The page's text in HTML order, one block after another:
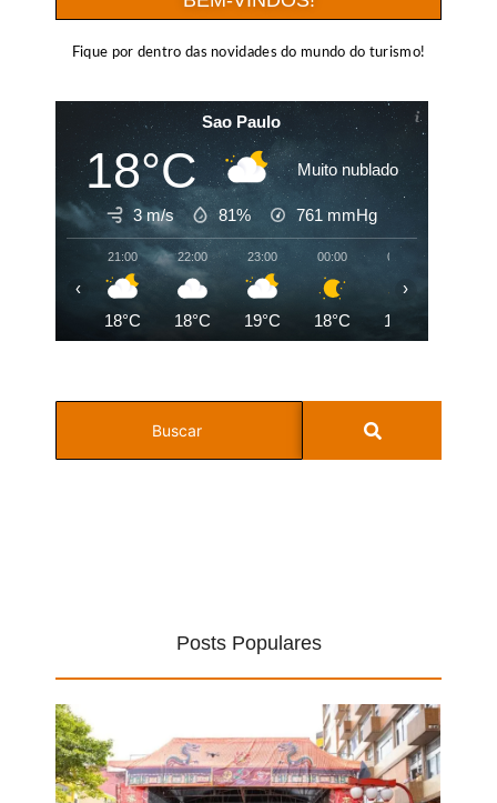
Fique por dentro das novidades do mundo do turismo!
Sao Paulo
18°C Muito nublado
3 m/s 81% 761mmHg
21:00
18°C
22:00
18°C
23:00
19°C
00:00
18°C
01:00
18°C
‹ ›
Posts Populares